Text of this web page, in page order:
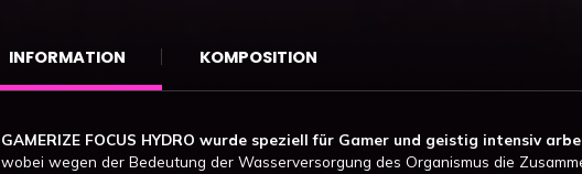
INFORMATION KOMPOSITION
GAMERIZE FOCUS HYDRO wurde speziell für Gamer und geistig intensiv
wobei wegen der Bedeutung der Wasserversorgung des Organismus die